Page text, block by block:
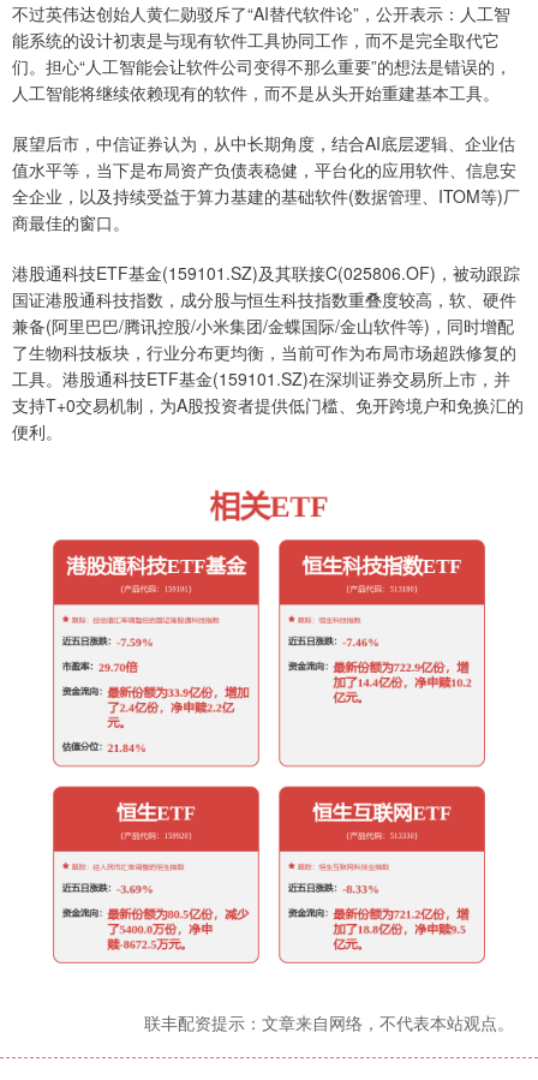
不过英伟达创始人黄仁勋驳斥了“AI替代软件论”，公开表示：人工智
能系统的设计初衷是与现有软件工具协同工作，而不是完全取代它
们。担心“人工智能会让软件公司变得不那么重要”的想法是错误的，
人工智能将继续依赖现有的软件，而不是从头开始重建基本工具。
展望后市，中信证券认为，从中长期角度，结合AI底层逻辑、企业估
值水平等，当下是布局资产负债表稳健，平台化的应用软件、信息安
全企业，以及持续受益于算力基建的基础软件(数据管理、ITOM等)厂
商最佳的窗口。
港股通科技ETF基金(159101.SZ)及其联接C(025806.OF)，被动跟踪
国证港股通科技指数，成分股与恒生科技指数重叠度较高，软、硬件
兼备(阿里巴巴/腾讯控股/小米集团/金蝶国际/金山软件等)，同时增配
了生物科技板块，行业分布更均衡，当前可作为布局市场超跌修复的
工具。港股通科技ETF基金(159101.SZ)在深圳证券交易所上市，并
支持T+0交易机制，为A股投资者提供低门槛、免开跨境户和免换汇的
便利。
联丰配资提示：文章来自网络，不代表本站观点。